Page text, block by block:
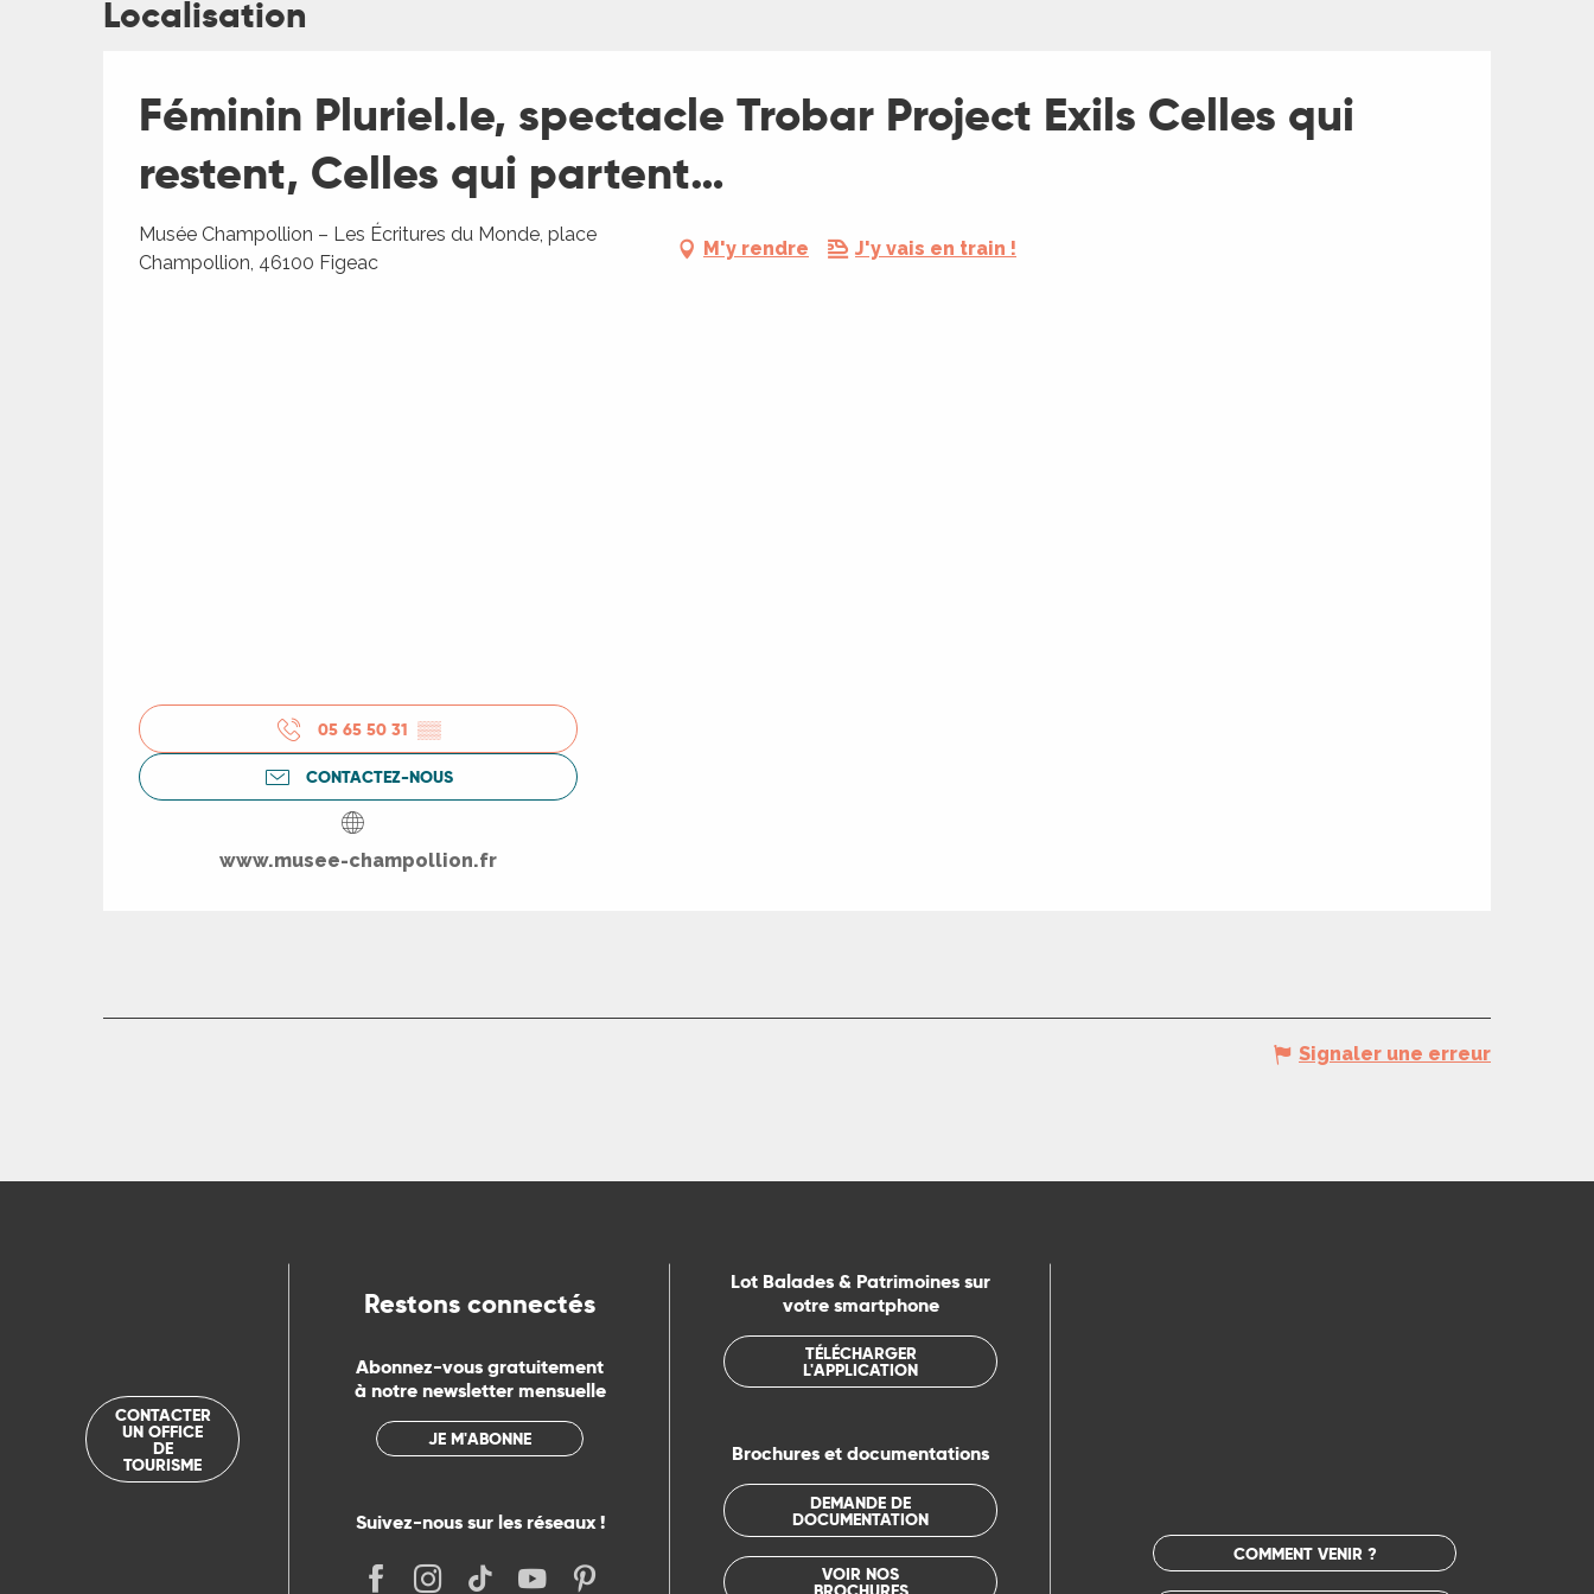
Localisation
Féminin Pluriel.le, spectacle Trobar Project Exils Celles qui
restent, Celles qui partent…
Musée Champollion – Les Écritures du Monde, place
Champollion, 46100 Figeac
M'y rendre J'y vais en train !
05 65 50 31 ▒▒
CONTACTEZ-NOUS
www.musee-champollion.fr
Signaler une erreur
CONTACTER
UN OFFICE
DE
TOURISME
Restons connectés
Abonnez-vous gratuitement
à notre newsletter mensuelle
JE M'ABONNE
Suivez-nous sur les réseaux !
Lot Balades & Patrimoines sur
votre smartphone
TÉLÉCHARGER
L'APPLICATION
Brochures et documentations
DEMANDE DE
DOCUMENTATION
VOIR NOS
COMMENT VENIR ?